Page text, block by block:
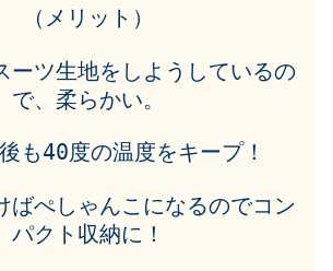
（メリット）
ーツ生地をしようしているの
で、柔らかい。
も40度の温度をキープ！
ばぺしゃんこになるのでコン
パクト収納に！